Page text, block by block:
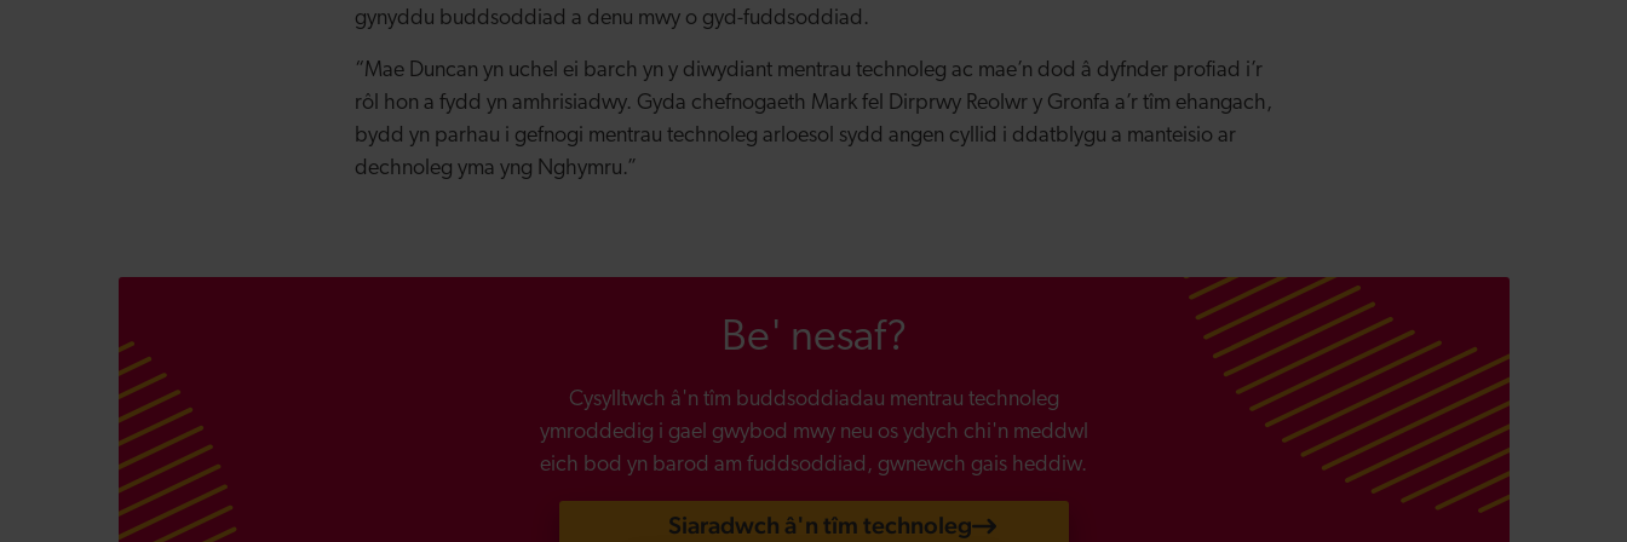
gynyddu buddsoddiad a denu mwy o gyd-fuddsoddiad.
“Mae Duncan yn uchel ei barch yn y diwydiant mentrau technoleg ac mae’n dod â dyfnder profiad i’r
rôl hon a fydd yn amhrisiadwy. Gyda chefnogaeth Mark fel Dirprwy Reolwr y Gronfa a’r tîm ehangach,
bydd yn parhau i gefnogi mentrau technoleg arloesol sydd angen cyllid i ddatblygu a manteisio ar
dechnoleg yma yng Nghymru.”
Be' nesaf?
Cysylltwch â'n tîm buddsoddiadau mentrau technoleg
ymroddedig i gael gwybod mwy neu os ydych chi'n meddwl
eich bod yn barod am fuddsoddiad, gwnewch gais heddiw.
Siaradwch â'n tîm technoleg